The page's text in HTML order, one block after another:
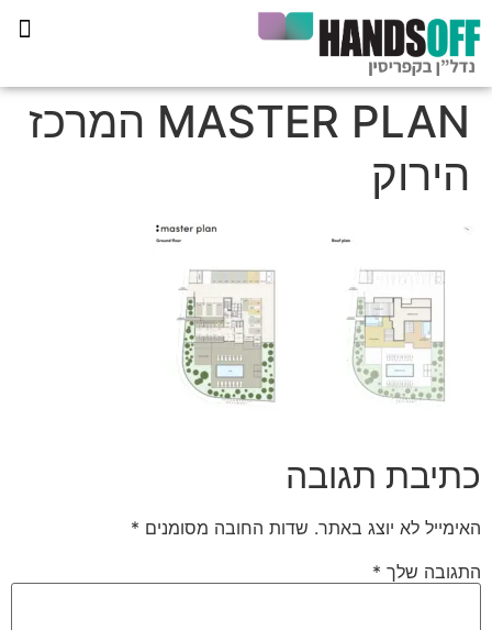
MASTER PLAN המרכז
הירוק
כתיבת תגובה
האימייל לא יוצג באתר. שדות החובה מסומנים *
התגובה שלך *